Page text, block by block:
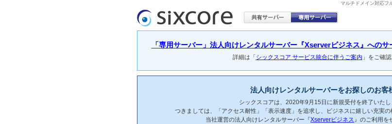
マルチドメイン対応フ
「専用サーバー」法人向けレンタルサーバー『Xserverビジネス』への
詳細は「 シックスコア サービス統合に伴うご案内 」をご確
法人向けレンタルサーバーをお探しのお客
シックスコアは、2020年9月15日に新規受付を終了いたし
つきましては、「アクセス耐性」「表示速度」を追求し、ビジネスに嬉しい充実の
当社運営の法人向けレンタルサーバー『Xserverビジネス』のご利用を